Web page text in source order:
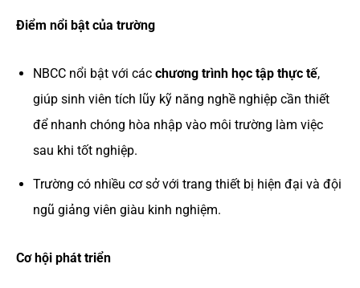
Điểm nổi bật của trường
NBCC nổi bật với các chương trình học tập thực tế,
giúp sinh viên tích lũy kỹ năng nghề nghiệp cần thiết
để nhanh chóng hòa nhập vào môi trường làm việc
sau khi tốt nghiệp.
Trường có nhiều cơ sở với trang thiết bị hiện đại và đội
ngũ giảng viên giàu kinh nghiệm.
Cơ hội phát triển